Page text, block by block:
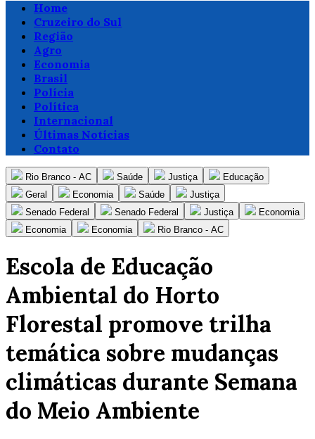
Home
Cruzeiro do Sul
Região
Agro
Economia
Brasil
Polícia
Política
Internacional
Últimas Notícias
Contato
Rio Branco - AC Saúde Justiça
Educação
Geral
Economia Saúde
Justiça
Senado Federal
Senado Federal Justiça
Economia
Economia
Economia Rio Branco - AC
Escola de Educação
Ambiental do Horto
Florestal promove trilha
temática sobre mudanças
climáticas durante Semana
do Meio Ambiente